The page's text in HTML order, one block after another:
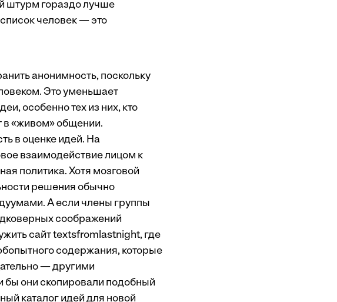
штурм гораздо лучше
человек — это
анонимность, поскольку
Это уменьшает
особенно тех из них, кто
в «живом» общении.
в оценке идей. На
взаимодействие лицом к
политика. Хотя мозговой
решения обычно
А если члены группы
соображений
сайтtextsfromlastnight, где
содержания, которые
— другими
бы они скопировали подобный
каталог идей для новой